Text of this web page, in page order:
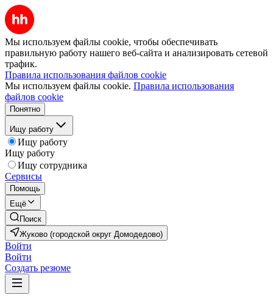
Мы используем файлы cookie, чтобы обеспечивать
правильную работу нашего веб-сайта и анализировать сетевой
трафик.
Правила использования файлов cookie
Мы используем файлы cookie. Правила использования
файлов cookie
Понятно
Ищу работу
Ищу работу
Ищу работу
Ищу сотрудника
Сервисы
Помощь
Ещё
Поиск
Жуково (городской округ Домодедово)
Войти
Войти
Создать резюме